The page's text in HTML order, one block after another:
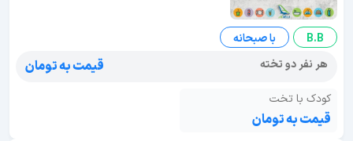
B.B
با صبحانه
هر نفر دو تخته
قیمت به تومان
کودک با تخت
قیمت به تومان